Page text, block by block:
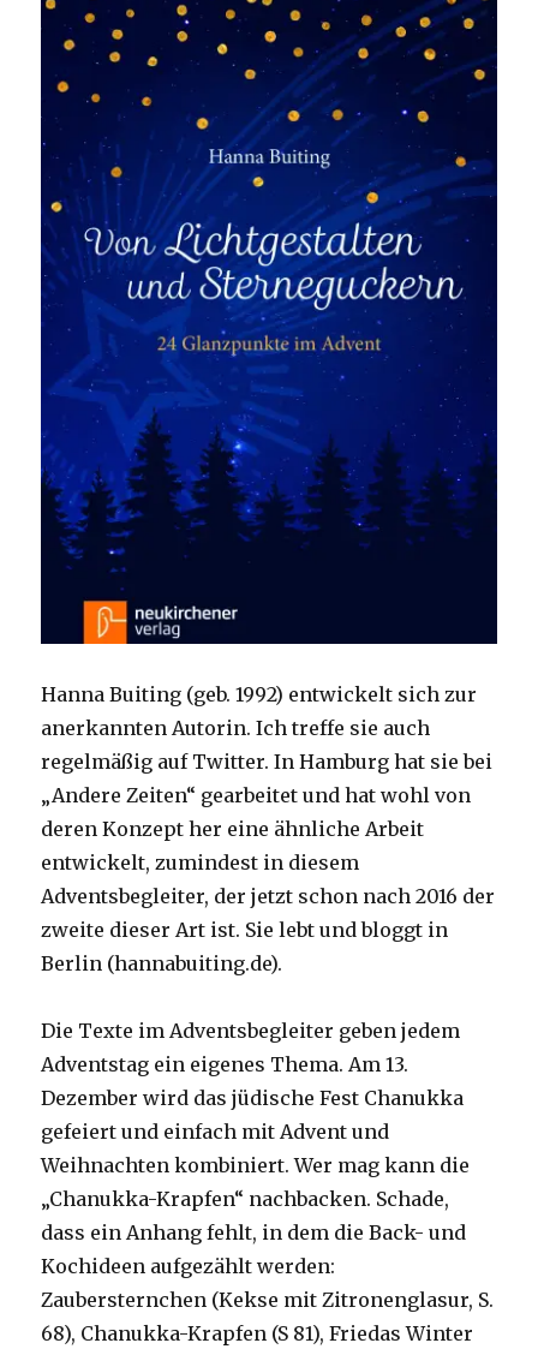
Hanna Buiting (geb. 1992) entwickelt sich zur
anerkannten Autorin. Ich treffe sie auch
regelmäßig auf Twitter. In Hamburg hat sie bei
„Andere Zeiten“ gearbeitet und hat wohl von
deren Konzept her eine ähnliche Arbeit
entwickelt, zumindest in diesem
Adventsbegleiter, der jetzt schon nach 2016 der
zweite dieser Art ist. Sie lebt und bloggt in
Berlin (hannabuiting.de).
Die Texte im Adventsbegleiter geben jedem
Adventstag ein eigenes Thema. Am 13.
Dezember wird das jüdische Fest Chanukka
gefeiert und einfach mit Advent und
Weihnachten kombiniert. Wer mag kann die
„Chanukka-Krapfen“ nachbacken. Schade,
dass ein Anhang fehlt, in dem die Back- und
Kochideen aufgezählt werden:
Zaubersternchen (Kekse mit Zitronenglasur, S.
68), Chanukka-Krapfen (S 81), Friedas Winter